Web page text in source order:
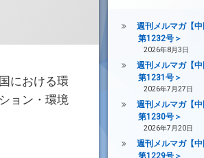
における環
ョン・環境
週刊メルマガ【
第1232号＞
2026年8月3日
週刊メルマガ【
第1231号＞
2026年7月27日
週刊メルマガ【
第1230号＞
2026年7月20日
週刊メルマガ【
第1229号＞